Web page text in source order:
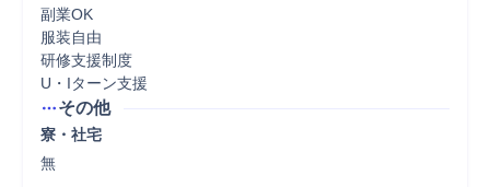
副業OK
服装自由
研修支援制度
U・Iターン支援
その他
寮・社宅
無